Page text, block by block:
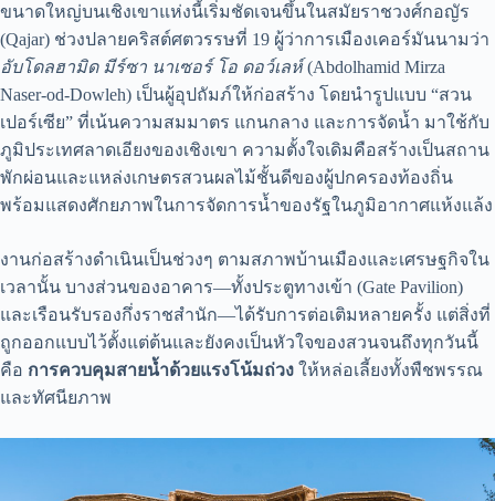
ขนาดใหญ่บนเชิงเขาแห่งนี้เริ่มชัดเจนขึ้นในสมัยราชวงศ์กอญัร
(Qajar) ช่วงปลายคริสต์ศตวรรษที่ 19 ผู้ว่าการเมืองเคอร์มันนามว่า
อับโดลฮามิด มีร์ซา นาเซอร์ โอ ดอว์เลห์(Abdolhamid Mirza
Naser-od-Dowleh) เป็นผู้อุปถัมภ์ให้ก่อสร้าง โดยนำรูปแบบ “สวน
เปอร์เซีย” ที่เน้นความสมมาตร แกนกลาง และการจัดน้ำ มาใช้กับ
ภูมิประเทศลาดเอียงของเชิงเขา ความตั้งใจเดิมคือสร้างเป็นสถาน
พักผ่อนและแหล่งเกษตรสวนผลไม้ชั้นดีของผู้ปกครองท้องถิ่น
พร้อมแสดงศักยภาพในการจัดการน้ำของรัฐในภูมิอากาศแห้งแล้ง
งานก่อสร้างดำเนินเป็นช่วงๆ ตามสภาพบ้านเมืองและเศรษฐกิจใน
เวลานั้น บางส่วนของอาคาร—ทั้งประตูทางเข้า (Gate Pavilion)
และเรือนรับรองกึ่งราชสำนัก—ได้รับการต่อเติมหลายครั้ง แต่สิ่งที่
ถูกออกแบบไว้ตั้งแต่ต้นและยังคงเป็นหัวใจของสวนจนถึงทุกวันนี้
คือ การควบคุมสายน้ำด้วยแรงโน้มถ่วง ให้หล่อเลี้ยงทั้งพืชพรรณ
และทัศนียภาพ